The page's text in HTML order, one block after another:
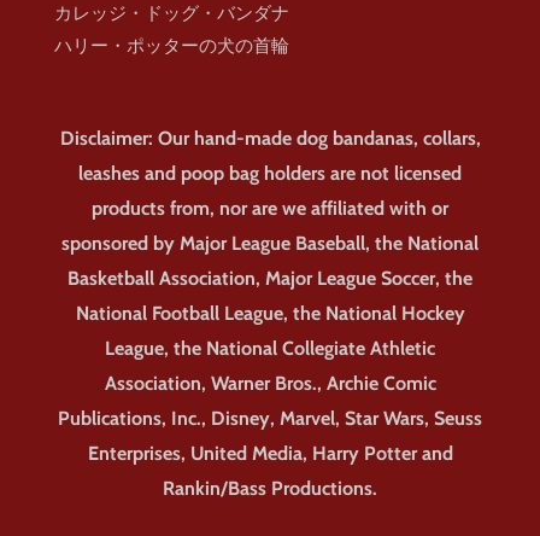
カレッジ・ドッグ・バンダナ
ハリー・ポッターの犬の首輪
Disclaimer: Our hand-made dog bandanas, collars,
leashes and poop bag holders are not licensed
products from, nor are we affiliated with or
sponsored by Major League Baseball, the National
Basketball Association, Major League Soccer, the
National Football League, the National Hockey
League, the National Collegiate Athletic
Association, Warner Bros., Archie Comic
Publications, Inc., Disney, Marvel, Star Wars, Seuss
Enterprises, United Media, Harry Potter and
Rankin/Bass Productions.